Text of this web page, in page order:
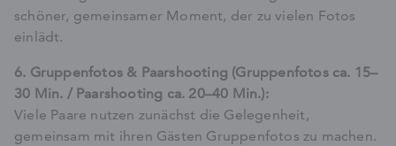
schöner, gemeinsamer Moment, der zu vielen Fotos
einlädt.
6. Gruppenfotos & Paarshooting (Gruppenfotos ca. 15–
30 Min. / Paarshooting ca. 20–40 Min.):
Viele Paare nutzen zunächst die Gelegenheit,
gemeinsam mit ihren Gästen Gruppenfotos zu machen.